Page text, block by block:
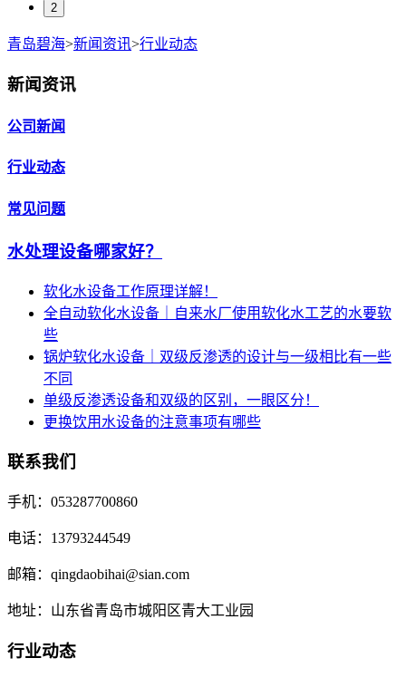
2
青岛碧海>新闻资讯>行业动态
新闻资讯
公司新闻
行业动态
常见问题
水处理设备哪家好？
软化水设备工作原理详解！
全自动软化水设备｜自来水厂使用软化水工艺的水要软
些
锅炉软化水设备｜双级反渗透的设计与一级相比有一些
不同
单级反渗透设备和双级的区别，一眼区分！
更换饮用水设备的注意事项有哪些
联系我们
手机：053287700860
电话：13793244549
邮箱：qingdaobihai@sian.com
地址：山东省青岛市城阳区青大工业园
行业动态